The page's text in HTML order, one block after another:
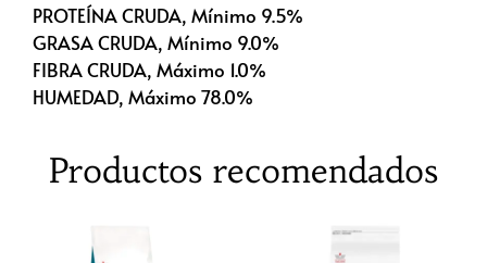
PROTEÍNA CRUDA, Mínimo 9.5%
GRASA CRUDA, Mínimo 9.0%
FIBRA CRUDA, Máximo 1.0%
HUMEDAD, Máximo 78.0%
Productos recomendados